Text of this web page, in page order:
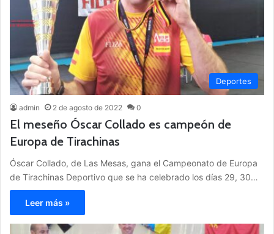
Deportes
admin 2 de agosto de 2022 0
El meseño Óscar Collado es campeón de
Europa de Tirachinas
Óscar Collado, de Las Mesas, gana el Campeonato de Europa
de Tirachinas Deportivo que se ha celebrado los días 29, 30…
Leer más »